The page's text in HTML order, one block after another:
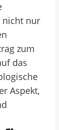
nicht nur
zum
das
Aspekt,